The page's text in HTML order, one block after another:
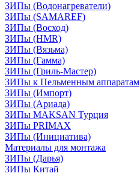
ЗИПы (Водонагреватели)
ЗИПы (SAMAREF)
ЗИПы (Восход)
ЗИПы (HMR)
ЗИПы (Вязьма)
ЗИПы (Гамма)
ЗИПы (Гриль-Мастер)
ЗИПы к Пельменным аппаратам
ЗИПы (Импорт)
ЗИПы (Ариада)
ЗИПы MAKSAN Турция
ЗИПы PRIMAX
ЗИПы (Инициатива)
Материалы для монтажа
ЗИПы (Дарья)
ЗИПы Китай